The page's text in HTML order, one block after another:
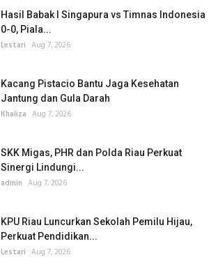
Hasil Babak I Singapura vs Timnas Indonesia
0-0, Piala...
Lestari Aug 7, 2026
Kacang Pistacio Bantu Jaga Kesehatan
Jantung dan Gula Darah
Khaliza Aug 7, 2026
SKK Migas, PHR dan Polda Riau Perkuat
Sinergi Lindungi...
admin Aug 7, 2026
KPU Riau Luncurkan Sekolah Pemilu Hijau,
Perkuat Pendidikan...
Lestari Aug 7, 2026